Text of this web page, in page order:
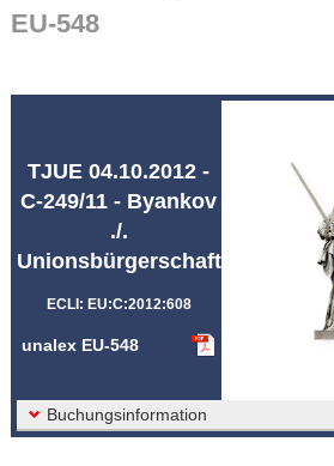
Rechtsprechung
EU-548
TJUE 04.10.2012 -
C-249/11 - Byankov
./.
Unionsbürgerschaft
ECLI: EU:C:2012:608
unalex EU-548
Buchungsinformation